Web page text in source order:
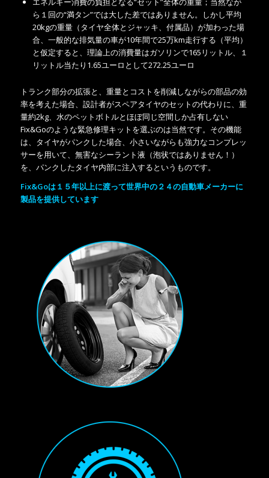
ら１回の“満タン”では大した差ではありません。しかし平均
20kgの重量（タイヤ全体とジャッキ、付属品）が加わった場
合、一般的な排気量の車が10年間で25万km走行する（平均）
と仮定すると、理論上の消費量はガソリンで165リットル、１
リットル当たり1.65ユーロとして272.25ユーロ
トランク部分の拡張と、重量とコストを削減しながらの部品の効
率を考えた場合、設計者がスペアタイヤのセットの代わりに、重
量約2kg、水のペットボトルとほぼ同じ空間しか占有しない
Fix&Goのような緊急修理キットを選ぶのは当然です。その機能
は、タイヤがパンクした場合、小さいながらも強力なコンプレッ
サーを用いて、無害なシーラント液（泡状ではありません！）
を、パンクしたタイヤ内部に注入するというものです。
Fix&Goは１５年以上に渡って世界中の２４の自動車メーカーに
製品を提供しています